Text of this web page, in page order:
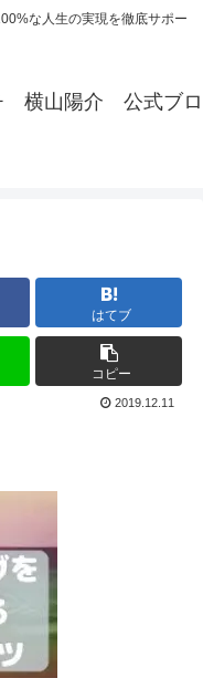
な人生の実現を徹底サポー
横山陽介 公式ブロ
はてブ
コピー
2019.12.11